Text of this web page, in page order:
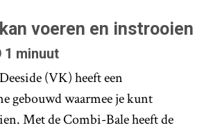
voeren en instrooien
1 minuut
(VK) heeft een
gebouwd waarmee je kunt
Met de Combi-Bale heeft de